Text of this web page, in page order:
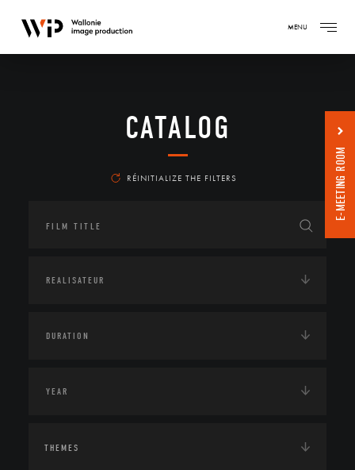
MENU
CATALOG
RÉINITIALIZE THE FILTERS
THEMES
E-MEETING ROOM